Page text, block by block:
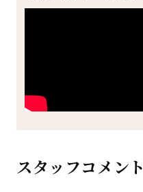
スタッフコメント